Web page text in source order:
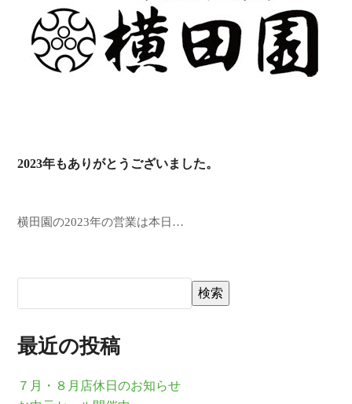
2023年もありがとうございました。
横田園の2023年の営業は本日…
検索
最近の投稿
７月・８月店休日のお知らせ